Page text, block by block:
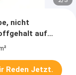
nicht
auf
Reden Jetzt.